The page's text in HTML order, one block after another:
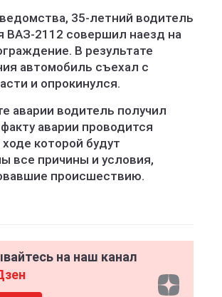
35-летний водитель
ВАЗ-2112 совершил наезд на
В результате
автомобиль съехал с
и опрокинулся.
аварии водитель получил
аварии проводится
которой будут
все причины и условия,
происшествию.
на наш канал